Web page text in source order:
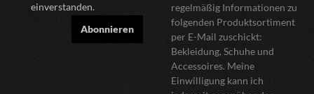
einverstanden.
Abonnieren
regelmäßig Informationen zu
folgenden Produktsortiment
per E-Mail zuschickt:
Bekleidung, Schuhe und
Accessoires. Meine
Einwilligung kann ich